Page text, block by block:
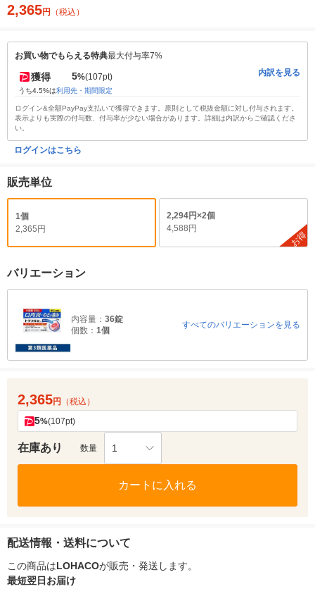
2,365円 （税込）
お買い物でもらえる特典最大付与率7%
獲得 5%(107pt)
うち4.5%は利用先・期間限定
内訳を見る
ログイン&全額PayPay支払いで獲得できます。原則として税抜金額に対し付与されます。
表示よりも実際の付与数、付与率が少ない場合があります。詳細は内訳からご確認くださ
い。
ログインはこちら
販売単位
1個
2,365円
2,294円×2個
4,588円
お得
バリエーション
内容量： 36錠
個数： 1個
すべてのバリエーションを見る
2,365円 （税込）
5%(107pt)
在庫あり 数量 1
カートに入れる
配送情報・送料について
この商品はLOHACOが販売・発送します。
最短翌日お届け